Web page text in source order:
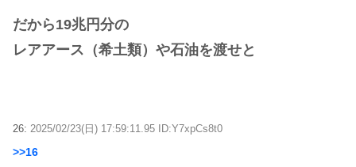
だから19兆円分の
レアアース（希土類）や石油を渡せと
26: 2025/02/23(日) 17:59:11.95 ID:Y7xpCs8t0
>>16